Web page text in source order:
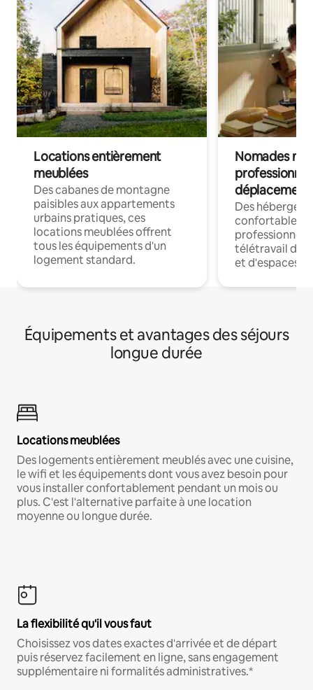
Locations entièrement
meublées
Des cabanes de montagne
paisibles aux appartements
urbains pratiques, ces
locations meublées offrent
tous les équipements d'un
logement standard.
Nomades
déplacement
Des
confortables
professionnels
télétravail
et d'espaces
Équipements et avantages des séjours
longue durée
Locations meublées
Des logements entièrement meublés avec une cuisine,
le wifi et les équipements dont vous avez besoin pour
vous installer confortablement pendant un mois ou
plus. C'est l'alternative parfaite à une location
moyenne ou longue durée.
La flexibilité qu'il vous faut
Choisissez vos dates exactes d'arrivée et de départ
puis réservez facilement en ligne, sans engagement
supplémentaire ni formalités administratives.*